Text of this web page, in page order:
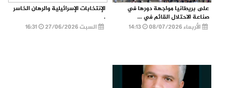
على بريطانيا مواجهة دورها في
صناعة الاحتلال القائم في ...
الأربعاء 08/07/2026
الإنتخابات الإسرائيلية والرهان الخاسر
.
السبت 27/06/2026
16:31